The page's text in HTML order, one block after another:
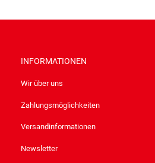
INFORMATIONEN
Wir über uns
Zahlungsmöglichkeiten
Versandinformationen
Newsletter